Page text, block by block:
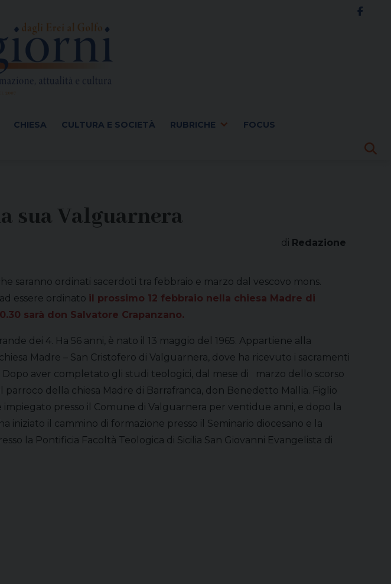
CHIESA CULTURA E SOCIETÀ RUBRICHE FOCUS
sua Valguarnera
di Redazione
saranno ordinati sacerdoti tra febbraio e marzo dal vescovo mons.
essere ordinato il prossimo 12 febbraio nella chiesa Madre di
sarà don Salvatore Crapanzano.
dei 4. Ha 56 anni, è nato il 13 maggio del 1965. Appartiene alla
Madre – San Cristofero di Valguarnera, dove ha ricevuto i sacramenti
Dopo aver completato gli studi teologici, dal mese di marzo dello scorso
parroco della chiesa Madre di Barrafranca, don Benedetto Mallia. Figlio
impiegato presso il Comune di Valguarnera per ventidue anni, e dopo la
iniziato il cammino di formazione presso il Seminario diocesano e la
la Pontificia Facoltà Teologica di Sicilia San Giovanni Evangelista di